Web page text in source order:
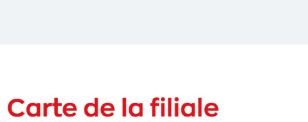
Carte de la filiale